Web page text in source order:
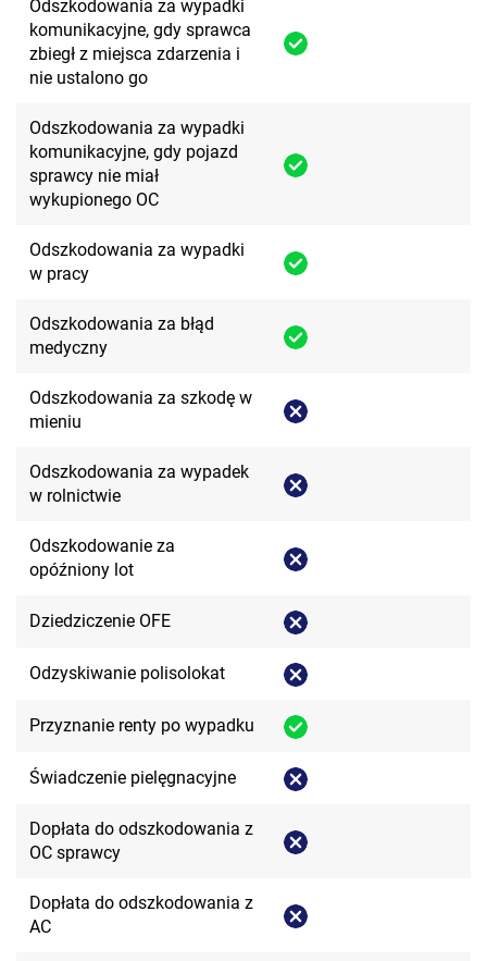
Odszkodowania za wypadki
komunikacyjne, gdy sprawca
zbiegł z miejsca zdarzenia i
nie ustalono go
Odszkodowania za wypadki
komunikacyjne, gdy pojazd
sprawcy nie miał
wykupionego OC
Odszkodowania za wypadki
w pracy
Odszkodowania za błąd
medyczny
Odszkodowania za szkodę w
mieniu
Odszkodowania za wypadek
w rolnictwie
Odszkodowanie za
opóźniony lot
Dziedziczenie OFE
Odzyskiwanie polisolokat
Przyznanie renty po wypadku
Świadczenie pielęgnacyjne
Dopłata do odszkodowania z
OC sprawcy
Dopłata do odszkodowania z
AC